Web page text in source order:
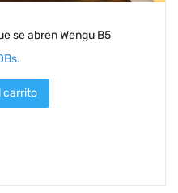
se abren Wengu B5
Bs.
carrito